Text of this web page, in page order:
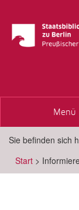
Toggle
Menü
Sie befinden sich
Start >